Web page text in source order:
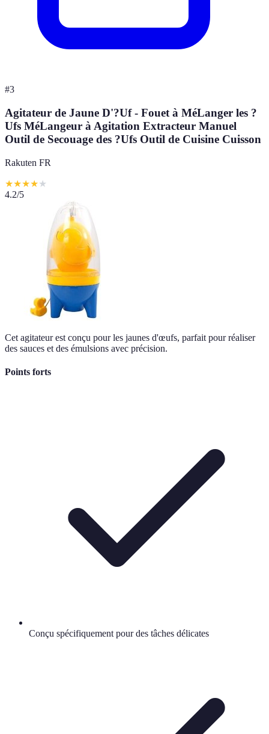
#3
Agitateur de Jaune D'?Uf - Fouet à MéLanger les ?
Ufs MéLangeur à Agitation Extracteur Manuel
Outil de Secouage des ?Ufs Outil de Cuisine Cuisson
Rakuten FR
★★★★★
4.2/5
Cet agitateur est conçu pour les jaunes d'œufs, parfait pour réaliser
des sauces et des émulsions avec précision.
Points forts
Conçu spécifiquement pour des tâches délicates